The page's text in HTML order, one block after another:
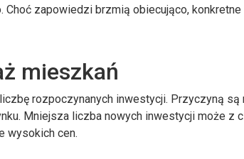
Choć zapowiedzi brzmią obiecująco,
mieszkań
rozpoczynanych inwestycji. Przyczyną
Mniejsza liczba nowych inwestycji może z
wysokich cen.